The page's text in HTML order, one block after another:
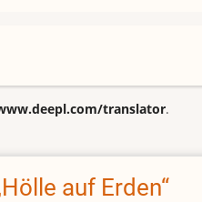
translator.
auf Erden“